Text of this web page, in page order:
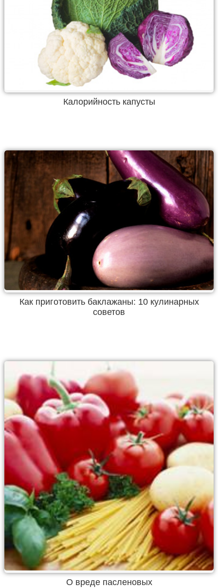
Калорийность капусты
Как приготовить баклажаны: 10 кулинарных
советов
О вреде пасленовых